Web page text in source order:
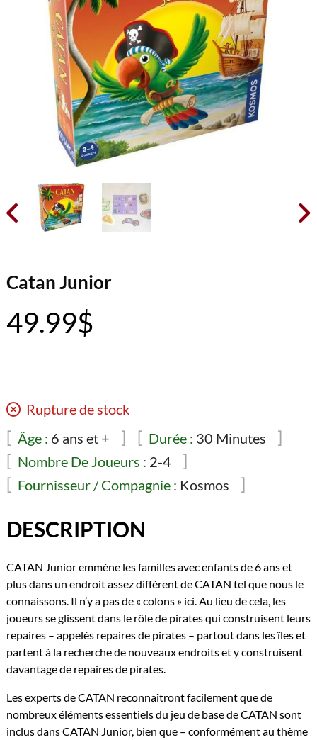
 
Catan Junior
49.99$
Rupture de stock
Âge : 6 ans et + Durée : 30 Minutes
Nombre De Joueurs : 2-4
Fournisseur / Compagnie : Kosmos
DESCRIPTION
CATAN Junior emmène les familles avec enfants de 6 ans et
plus dans un endroit assez différent de CATAN tel que nous le
connaissons. Il n’y a pas de « colons » ici. Au lieu de cela, les
joueurs se glissent dans le rôle de pirates qui construisent leurs
repaires – appelés repaires de pirates – partout dans les îles et
partent à la recherche de nouveaux endroits et y construisent
davantage de repaires de pirates.
Les experts de CATAN reconnaîtront facilement que de
nombreux éléments essentiels du jeu de base de CATAN sont
inclus dans CATAN Junior, bien que – conformément au thème